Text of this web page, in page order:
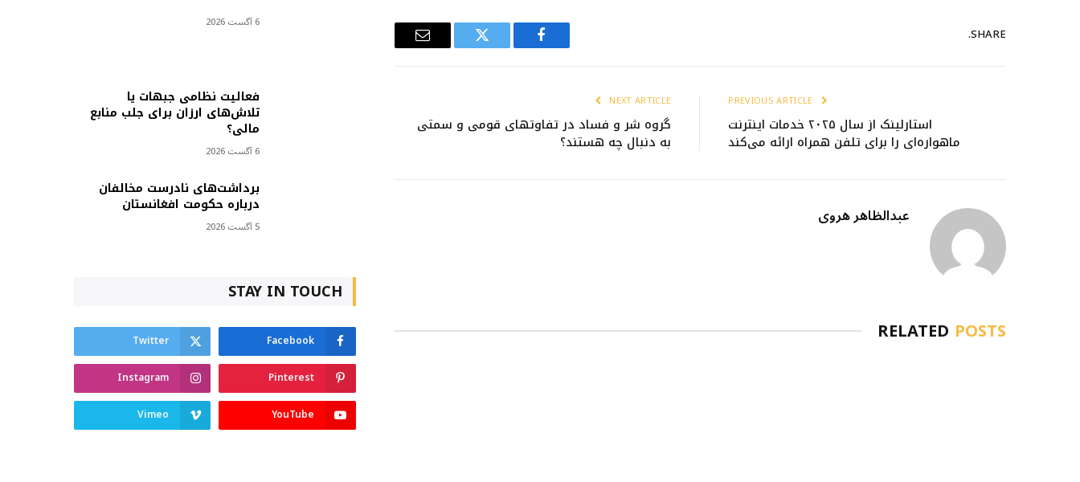
SHARE.
Facebook
Twitter
Email
استارلینک از سال ۲۰۲۵ خدمات اینترنت
ماهواره‌ای را برای تلفن همراه ارائه می‌کند
NEXT ARTICLE
گروه شر و فساد در تفاوت‮های قومی و سمتی
به دنبال چه هستند؟
عبدالظاهر هروی
RELATED POSTS
6 آگست 2026
فعالیت نظامی جبهات یا
تلاش‌های ارزان برای جلب منابع
مالی؟
6 آگست 2026
برداشت‌های نادرست مخالفان
درباره حکومت افغانستان
5 آگست 2026
STAY IN TOUCH
Facebook
Twitter
Pinterest
Instagram
YouTube
Vimeo